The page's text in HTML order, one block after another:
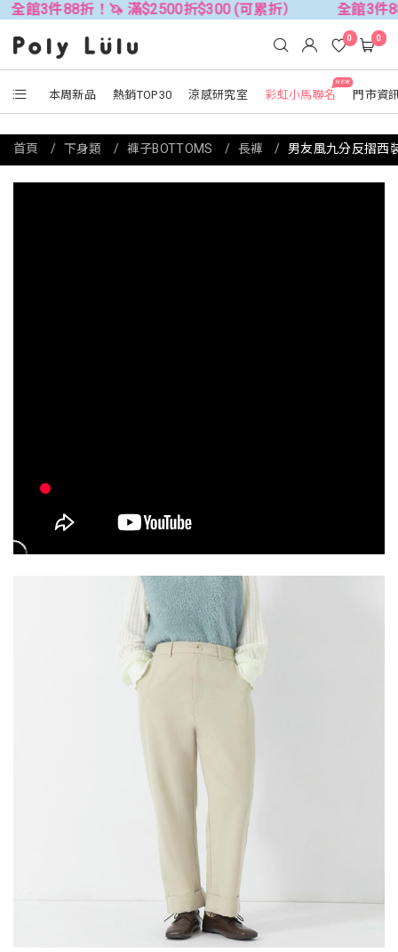
88折！🦄 滿$2500折$300 (可累折） 全館3件88折！
本周新品 熱銷TOP30 涼感研究室
NEW
彩虹小馬聯名 門市資
0 0
首頁 下身類 褲子BOTTOMS 長褲 男友風九分反摺西